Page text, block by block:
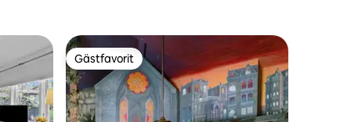
Gästfavorit
Gästfavorit